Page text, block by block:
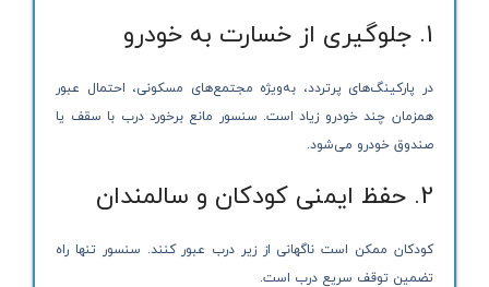
1. جلوگیری از خسارت به خودرو
در پارکینگ‌های پرتردد، به‌ویژه مجتمع‌های مسکونی، احتمال عبور
همزمان چند خودرو زیاد است. سنسور مانع برخورد درب با سقف یا
صندوق خودرو می‌شود.
2. حفظ ایمنی کودکان و سالمندان
کودکان ممکن است ناگهانی از زیر درب عبور کنند. سنسور تنها راه
تضمین توقف سریع درب است.